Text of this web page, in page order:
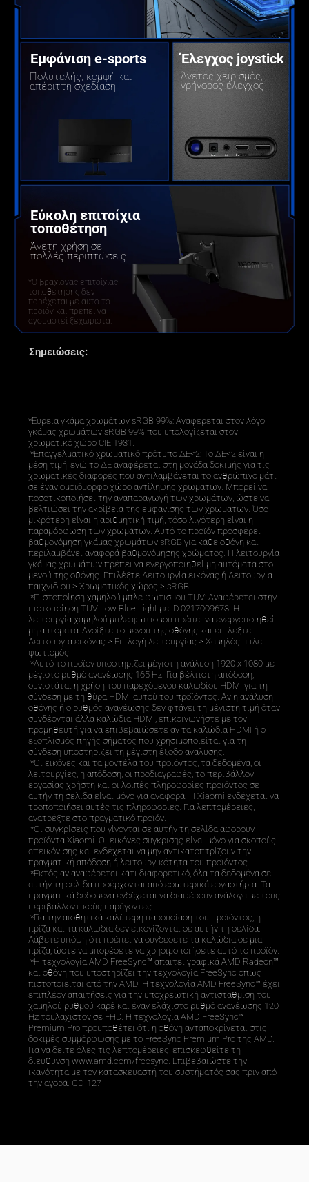
Έλεγχος joystick
Άνετος χειρισμός,
γρήγορος έλεγχος
Εμφάνιση e-sports
Πολυτελής, κομψή και
απέριττη σχεδίαση
Εύκολη επιτοίχια
τοποθέτηση
Άνετη χρήση σε
πολλές περιπτώσεις
*Ο βραχίονας επιτοίχιας
τοποθέτησης δεν
παρέχεται με αυτό το
προϊόν και πρέπει να
αγοραστεί ξεχωριστά.
Σημειώσεις:
*Ευρεία γκάμα χρωμάτων sRGB 99%: Αναφέρεται στον λόγο
γκάμας χρωμάτων sRGB 99% που υπολογίζεται στον
χρωματικό χώρο CIE 1931.
*Επαγγελματικό χρωματικό πρότυπο ΔE<2: Το ΔE<2 είναι η
μέση τιμή, ενώ το ΔE αναφέρεται στη μονάδα δοκιμής για τις
χρωματικές διαφορές που αντιλαμβάνεται το ανθρώπινο μάτι
σε έναν ομοιόμορφο χώρο αντίληψης χρωμάτων. Μπορεί να
ποσοτικοποιήσει την αναπαραγωγή των χρωμάτων, ώστε να
βελτιώσει την ακρίβεια της εμφάνισης των χρωμάτων. Όσο
μικρότερη είναι η αριθμητική τιμή, τόσο λιγότερη είναι η
παραμόρφωση των χρωμάτων. Αυτό το προϊόν προσφέρει
βαθμονόμηση γκάμας χρωμάτων sRGB για κάθε οθόνη και
περιλαμβάνει αναφορά βαθμονόμησης χρώματος. Η λειτουργία
γκάμας χρωμάτων πρέπει να ενεργοποιηθεί μη αυτόματα στο
μενού της οθόνης. Επιλέξτε Λειτουργία εικόνας ή Λειτουργία
παιχνιδιού > Χρωματικός χώρος > sRGB.
*Πιστοποίηση χαμηλού μπλε φωτισμού TÜV: Αναφέρεται στην
πιστοποίηση TÜV Low Blue Light με ID:0217009673. Η
λειτουργία χαμηλού μπλε φωτισμού πρέπει να ενεργοποιηθεί
μη αυτόματα: Ανοίξτε το μενού της οθόνης και επιλέξτε
Λειτουργία εικόνας > Επιλογή λειτουργίας > Χαμηλός μπλε
φωτισμός.
*Αυτό το προϊόν υποστηρίζει μέγιστη ανάλυση 1920 x 1080 με
μέγιστο ρυθμό ανανέωσης 165 Hz. Για βέλτιστη απόδοση,
συνιστάται η χρήση του παρεχόμενου καλωδίου HDMI για τη
σύνδεση με τη θύρα HDMI αυτού του προϊόντος. Αν η ανάλυση
οθόνης ή ο ρυθμός ανανέωσης δεν φτάνει τη μέγιστη τιμή όταν
συνδέονται άλλα καλώδια HDMI, επικοινωνήστε με τον
προμηθευτή για να επιβεβαιώσετε αν τα καλώδια HDMI ή ο
εξοπλισμός πηγής σήματος που χρησιμοποιείται για τη
σύνδεση υποστηρίζει τη μέγιστη έξοδο ανάλυσης.
*Οι εικόνες και τα μοντέλα του προϊόντος, τα δεδομένα, οι
λειτουργίες, η απόδοση, οι προδιαγραφές, το περιβάλλον
εργασίας χρήστη και οι λοιπές πληροφορίες προϊόντος σε
αυτήν τη σελίδα είναι μόνο για αναφορά. Η Xiaomi ενδέχεται να
τροποποιήσει αυτές τις πληροφορίες. Για λεπτομέρειες,
ανατρέξτε στο πραγματικό προϊόν.
*Οι συγκρίσεις που γίνονται σε αυτήν τη σελίδα αφορούν
προϊόντα Xiaomi. Οι εικόνες σύγκρισης είναι μόνο για σκοπούς
απεικόνισης και ενδέχεται να μην αντικατοπτρίζουν την
πραγματική απόδοση ή λειτουργικότητα του προϊόντος.
*Εκτός αν αναφέρεται κάτι διαφορετικό, όλα τα δεδομένα σε
αυτήν τη σελίδα προέρχονται από εσωτερικά εργαστήρια. Τα
πραγματικά δεδομένα ενδέχεται να διαφέρουν ανάλογα με τους
περιβαλλοντικούς παράγοντες.
*Για την αισθητικά καλύτερη παρουσίαση του προϊόντος, η
πρίζα και τα καλώδια δεν εικονίζονται σε αυτήν τη σελίδα.
Λάβετε υπόψη ότι πρέπει να συνδέσετε τα καλώδια σε μια
πρίζα, ώστε να μπορέσετε να χρησιμοποιήσετε αυτό το προϊόν.
*Η τεχνολογία AMD FreeSync™ απαιτεί γραφικά AMD Radeon™
και οθόνη που υποστηρίζει την τεχνολογία FreeSync όπως
πιστοποιείται από την AMD. Η τεχνολογία AMD FreeSync™ έχει
επιπλέον απαιτήσεις για την υποχρεωτική αντιστάθμιση του
χαμηλού ρυθμού καρέ και έναν ελάχιστο ρυθμό ανανέωσης 120
Hz τουλάχιστον σε FHD. Η τεχνολογία AMD FreeSync™
Premium Pro προϋποθέτει ότι η οθόνη ανταποκρίνεται στις
δοκιμές συμμόρφωσης με το FreeSync Premium Pro της AMD.
Για να δείτε όλες τις λεπτομέρειες, επισκεφθείτε τη
διεύθυνση www.amd.com/freesync. Επιβεβαιώστε την
ικανότητα με τον κατασκευαστή του συστήματός σας πριν από
την αγορά. GD-127